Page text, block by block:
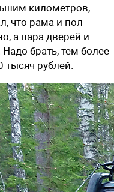
километров,
что рама и пол
а пара дверей и
брать, тем более
тысяч рублей.